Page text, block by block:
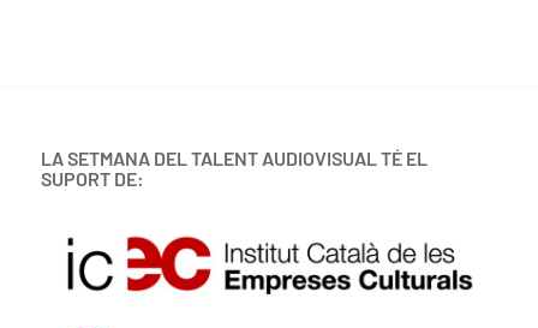
LA SETMANA DEL TALENT AUDIOVISUAL TÉ EL
SUPORT DE: